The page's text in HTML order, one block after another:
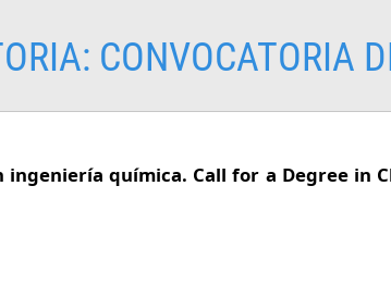
CONVOCATORIA
química. Call for a Degree in